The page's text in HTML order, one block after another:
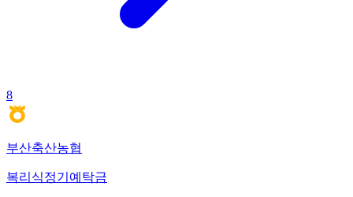
8
부산축산농협
복리식정기예탁금